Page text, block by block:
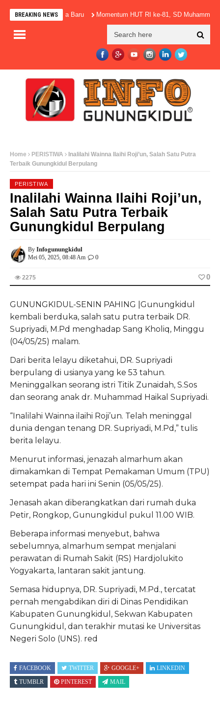
BREAKING NEWS
Mahasiswa Baru Momentum HUT RI ke-81, SD Muhammadiyah
Home PERISTIWA
Inalilahi Wainna Ilaihi Roji’un, Salah Satu Putra
Terbaik Gunungkidul Berpulang
PERISTIWA
Inalilahi Wainna Ilaihi Roji’un,
Salah Satu Putra Terbaik
Gunungkidul Berpulang
By Infogunungkidul
Mei 05, 2025, 08:48 Am 0
2275 0
GUNUNGKIDUL-SENIN PAHING |Gunungkidul
kembali berduka, salah satu putra terbaik DR.
Supriyadi, M.Pd menghadap Sang Kholiq, Minggu
(04/05/25) malam.
Dari berita lelayu diketahui, DR. Supriyadi
berpulang di usianya yang ke 53 tahun.
Meninggalkan seorang istri Titik Zunaidah, S.Sos
dan seorang anak dr. Muhammad Haikal Supriyadi.
“Inalilahi Wainna ilaihi Roji’un. Telah meninggal
dunia dengan tenang DR. Supriyadi, M.Pd,” tulis
berita lelayu.
Menurut informasi, jenazah almarhum akan
dimakamkan di Tempat Pemakaman Umum (TPU)
setempat pada hari ini Senin (05/05/25).
Jenasah akan diberangkatkan dari rumah duka
Petir, Rongkop, Gunungkidul pukul 11.00 WIB.
Beberapa informasi menyebut, bahwa
sebelumnya, almarhum sempat menjalani
perawatan di Rumah Sakit (RS) Hardjolukito
Yogyakarta, lantaran sakit jantung.
Semasa hidupnya, DR. Supriyadi, M.Pd., tercatat
pernah mengabdikan diri di Dinas Pendidikan
Kabupaten Gunungkidul, Sekwan Kabupaten
Gunungkidul, dan terakhir mutasi ke Universitas
Negeri Solo (UNS). red
FACEBOOK TWITTER GOOGLE+
LINKEDIN
TUMBLR
PINTEREST MAIL